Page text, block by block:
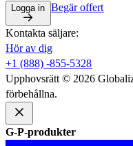
Logga in​​ Begär offert​​
Kontakta säljare:​​
Hör av dig​​
+1 (888) -855-5328​​
Upphovsrätt © 2026
förbehållna.​​
G-P-produkter​​